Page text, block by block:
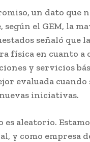
un dato que
según el GEM, la
señaló que la
física en cuanto a
y servicios
evaluada cuando
iniciativas.
es aleatorio.
y como empresa